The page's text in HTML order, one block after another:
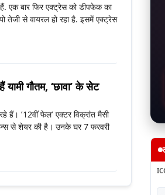
एक बार फिर एक्ट्रेस को डीपफेक का
तेजी से वायरल हो रहा है. इसमें एक्ट्रेस
गौतम, ‘छावा’ के सेट
’12वीं फेल’ एक्टर विक्रांत मैसी
से शेयर की है। उनके घर 7 फरवरी